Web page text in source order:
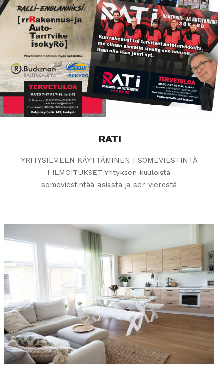
RATI
YRITYSILMEEN KÄYTTÄMINEN I SOMEVIESTINTÄ
I ILMOITUKSET Yrityksen kuuloista
someviestintää asiasta ja sen vierestä